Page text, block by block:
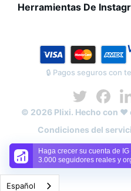
Haga crecer su cuenta de
3.000 seguidores reales y
Herramientas De
🔒 Pagos seguros con
© 2026 Plixi. Hecho con ❤️
Condiciones del
Política de
Español